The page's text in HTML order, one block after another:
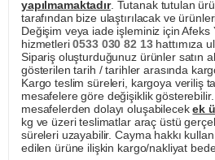
yapılmamaktadır. Tutanak tutulan
tarafından bize ulaştırılacak ve
Değişim veya iade işleminiz için Afeks
hizmetleri0533 030 82 13hattımıza
Sipariş oluşturduğunuz ürünler satın
gösterilen tarih / tarihler arasında
Kargo teslim süreleri, kargoya veriliş
mesafelere göre değişiklik
mesafelerden dolayı oluşabilecekek
kg ve üzeri teslimatlar araç üstü
süreleri uzayabilir. Cayma hakkı
edilen ürüne ilişkin kargo/nakliyat